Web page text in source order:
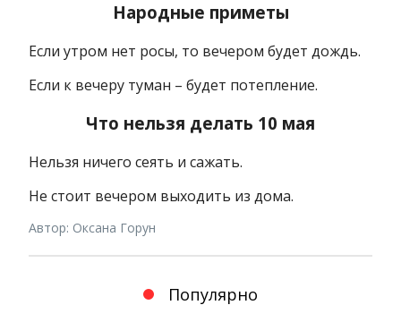
Народные приметы
Если утром нет росы, то вечером будет дождь.
Если к вечеру туман – будет потепление.
Что нельзя делать 10 мая
Нельзя ничего сеять и сажать.
Не стоит вечером выходить из дома.
Автор: Оксана Горун
Популярно